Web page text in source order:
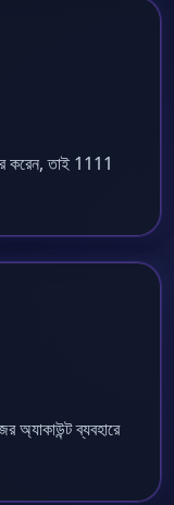
করেন, তাই 1111
অ্যাকাউন্ট ব্যবহারে